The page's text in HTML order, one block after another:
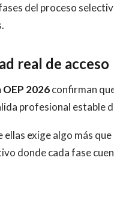
del proceso
real de acceso
OEP 2026confirman
profesional estable
ellas exige algo más
donde cada fase